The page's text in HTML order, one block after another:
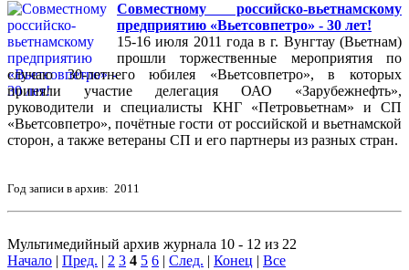
Совместному российско-вьетнамскому
предприятию «Вьетсовпетро» - 30 лет!
15-16 июля 2011 года в г. Вунгтау (Вьетнам)
прошли торжественные мероприятия по
случаю 30-летнего юбилея «Вьетсовпетро», в которых
приняли участие делегация ОАО «Зарубежнефть»,
руководители и специалисты КНГ «Петровьетнам» и СП
«Вьетсовпетро», почётные гости от российской и вьетнамской
сторон, а также ветераны СП и его партнеры из разных стран.
Год записи в архив: 2011
Мультимедийный архив журнала 10 - 12 из 22
Начало | Пред. | 2 3 4 5 6 | След. | Конец | Все